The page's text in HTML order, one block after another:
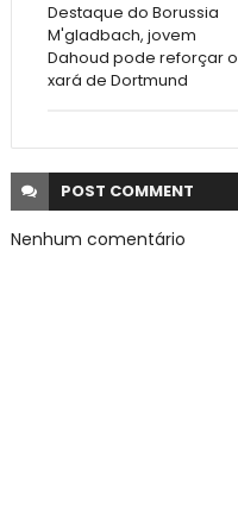
Destaque do Borussia
M'gladbach, jovem
Dahoud pode reforçar o
xará de Dortmund
POST COMMENT
Nenhum comentário